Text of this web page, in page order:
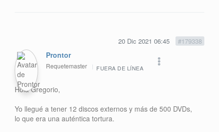
20 Dic 2021 06:45 #179338
Prontor
Requetemaster FUERA DE LÍNEA
Hola Gregorio,
Yo llegué a tener 12 discos externos y más de 500 DVDs,
lo que era una auténtica tortura.